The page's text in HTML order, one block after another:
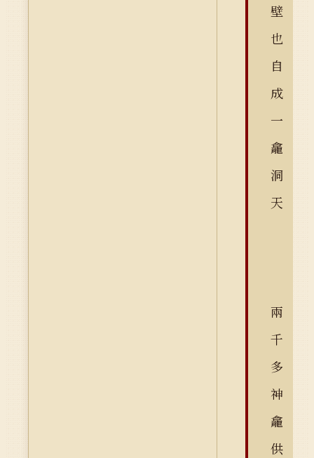
壁
也
自
成
一
龕
洞
天
兩
千
多
神
龕
供